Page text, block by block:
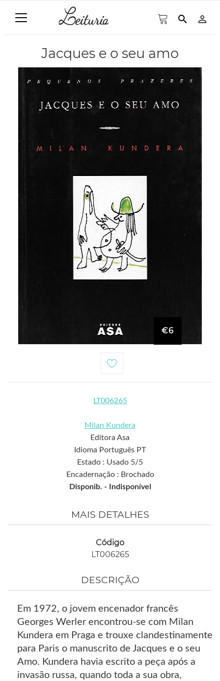
search person_outline
Jacques e o seu amo
€6
LT006265
Milan Kundera
Editora Asa
Idioma Português PT
Estado : Usado 5/5
Encadernação : Brochado
Disponib. -
Indisponível
MAIS DETALHES
Código
LT006265
DESCRIÇÃO
Em 1972, o jovem encenador francês
Georges Werler encontrou-se com Milan
Kundera em Praga e trouxe clandestinamente
para Paris o manuscrito de Jacques e o seu
Amo. Kundera havia escrito a peça após a
invasão russa, quando toda a sua obra,